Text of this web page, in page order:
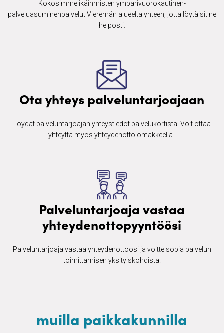
Kokosimme ikäihmisten ​ymparivuorokautinen-
palveluasuminenpalvelut Vieremän alueelta yhteen, jotta löytäisit ne
helposti.
Ota yhteys palveluntarjoajaan
Löydät palveluntarjoajan yhteystiedot palvelukortista. Voit ottaa
yhteyttä myös yhteydenottolomakkeella. ​
Palveluntarjoaja vastaa
yhteydenottopyyntöösi
Palveluntarjoaja vastaa yhteydenottoosi ja voitte sopia palvelun
toimittamisen yksityiskohdista.
muilla paikkakunnilla